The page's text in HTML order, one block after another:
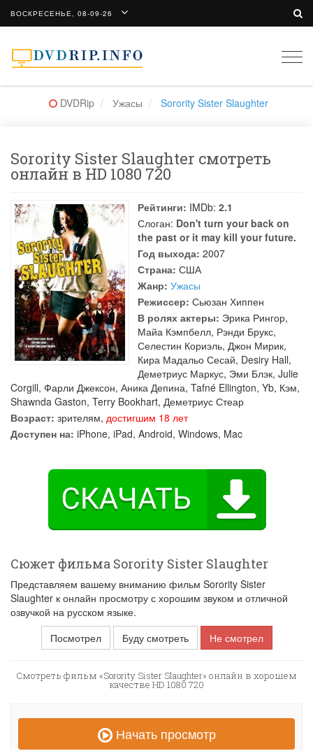
ВОСКРЕСЕНЬЕ, 08-09-26
DVDRip Ужасы Sorority Sister Slaughter
Sorority Sister Slaughter смотреть
онлайн в HD 1080 720
Рейтинги: IMDb: 2.1
Слоган: Don't turn your back on
the past or it may kill your future.
Год выхода: 2007
Страна: США
Жанр: Ужасы
Режиссер: Сьюзан Хиппен
В ролях актеры: Эрика Рингор,
Майа Кэмпбелл, Рэнди Брукс,
Селестин Кориэль, Джон Мирик,
Кира Мадальо Сесай, Desiry Hall,
Деметриус Маркус, Эми Блэк, Julie
Corgill, Фарли Джексон, Аника Депина, Tafné Ellington, Yb, Кэм,
Shawnda Gaston, Terry Bookhart, Деметриус Стеар
Возраст: зрителям, достигшим 18 лет
Доступен на: iPhone, iPad, Android, Windows, Mac
Сюжет фильма Sorority Sister Slaughter
Представляем вашему вниманию фильм Sorority Sister
Slaughter к онлайн просмотру с хорошим звуком и отличной
озвучкой на русском языке.
Посмотрел
Буду смотреть Не смотрел
Смотреть фильм «Sorority Sister Slaughter» онлайн в хорошем
качестве HD 1080 720
Начать просмотр